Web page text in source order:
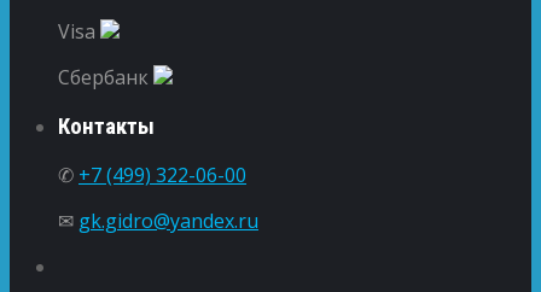
Visa
Сбербанк
Контакты
✆ +7 (499) 322-06-00
✉ gk.gidro@yandex.ru